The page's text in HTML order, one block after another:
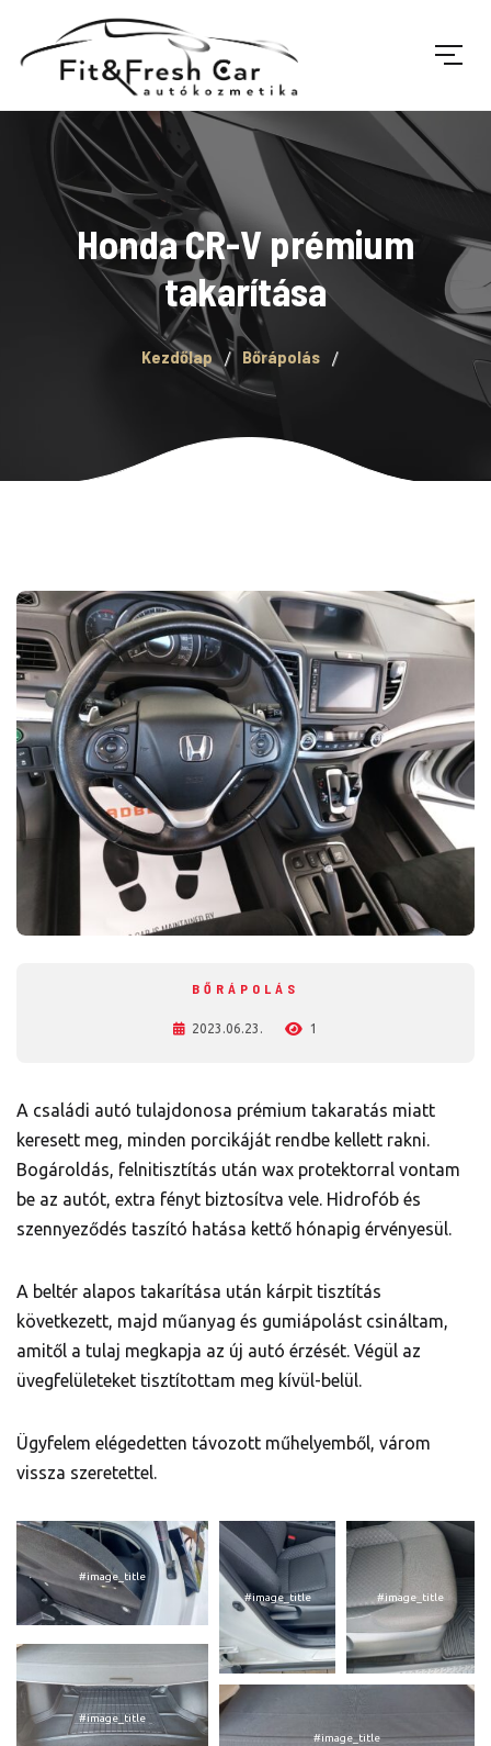
Honda CR-V prémium
takarítása
Kezdőlap Bőrápolás
BŐRÁPOLÁS
2023.06.23. 1
A családi autó tulajdonosa prémium takaratás miatt
keresett meg, minden porcikáját rendbe kellett rakni.
Bogároldás, felnitisztítás után wax protektorral vontam
be az autót, extra fényt biztosítva vele. Hidrofób és
szennyeződés taszító hatása kettő hónapig érvényesül.
A beltér alapos takarítása után kárpit tisztítás
következett, majd műanyag és gumiápolást csináltam,
amitől a tulaj megkapja az új autó érzését. Végül az
üvegfelületeket tisztítottam meg kívül-belül.
Ügyfelem elégedetten távozott műhelyemből, várom
vissza szeretettel.
#image_title
#image_title
#image_title
#image_title
#image_title